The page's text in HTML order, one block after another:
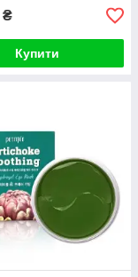
₴
Купити